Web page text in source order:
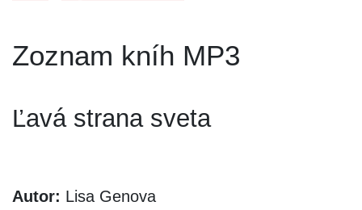
Zoznam kníh MP3
Ľavá strana sveta
Autor: Lisa Genova